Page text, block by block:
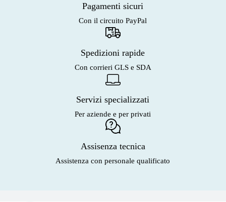
Pagamenti sicuri
Con il circuito PayPal
Spedizioni rapide
Con corrieri GLS e SDA
Servizi specializzati
Per aziende e per privati
Assisenza tecnica
Assistenza con personale qualificato